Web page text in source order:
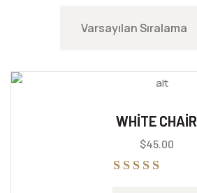
WHITE CHAIR
$45.00